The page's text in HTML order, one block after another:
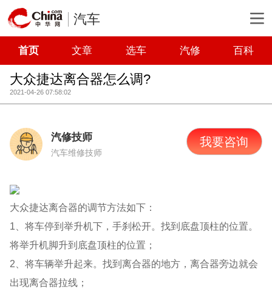
汽车
首页 文章 选车 汽修 百科
大众捷达离合器怎么调?
2021-04-26 07:58:02
汽修技师
汽车维修技师
我要咨询
大众捷达离合器的调节方法如下：
1、将车停到举升机下，手刹松开。找到底盘顶柱的位置。
将举升机脚升到底盘顶柱的位置；
2、将车辆举升起来。找到离合器的地方，离合器旁边就会
出现离合器拉线；